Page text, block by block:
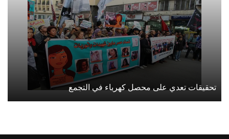
تحقيقات تعدي على محصل كهرباء في التجمع